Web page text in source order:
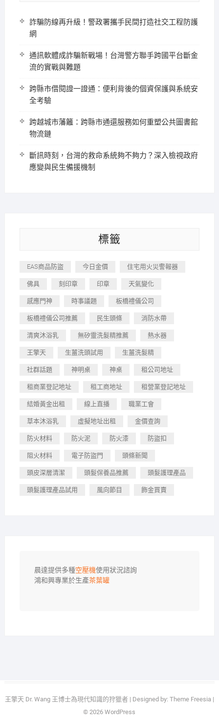
詐騙防線再升級！警政署攜手民間打造社交工程防護
網
通訊軟體成詐騙新戰場！台灣警方聯手跨國平台斷金
流的實戰與難題
跨縣市借閱證一證通：便利背後的個資保護與系統安
全考驗
跨越城市藩籬：跨縣市通還服務如何重塑公共圖書館
物流鏈
斷訊時刻，台灣的救命系統夠不夠力？深入檢視政府
應變與民生備援機制
標籤
EAS商品防盜 今日金價 住宅用火災警報器
佛具 刻印章 印章 天氣變化
感應門神 時事議題 板橋禮儀公司
板橋禮儀公司推薦 民生頭條 消防水帶
清爽沐浴乳 無矽靈洗髮精推薦 熱水器
王擎天 生薑洗頭試用 生薑洗髮精
社群話題 神明桌 神桌 租公司地址
租商業登記地址 租工商地址 租營業登記地址
結婚黃金出租 線上直播 職業工會
草本沐浴乳 虛擬地址出租 金價查詢
防火材料 防火泥 防火漆 防盜扣
阻火材料 電子防盜門 頭條新聞
頭皮深層清潔 頭髮保養品推薦 頭髮護理產品
頭髮護理產品試用 風向節目 飾金買賣
晨達提供多種空壓機使用狀況諮詢
鴻和興專業於生產茶葉罐
王擎天 Dr. Wang 王博士為現代知識的狩獵者| Designed by: Theme Freesia|
© 2026WordPress